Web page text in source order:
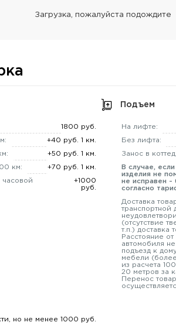
1800 руб.
+40 руб. 1 км.
+50 руб. 1 км.
км: +70 руб. 1 км.
часовой
+1000
руб.
Подъем
На лифте:
Без лифта:
Занос в
В случае,
изделия не
не исправен -
согласно
Доставка
транспортной
(отсутствие
т.п.) доставка
Расстояние
автомобиля
подъезд к
мебели
из расчета
20 метров за
Перенос
но не менее 1000 руб.